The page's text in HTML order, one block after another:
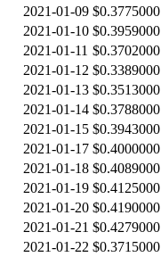
2021-01-09 $0.3775000
2021-01-10 $0.3959000
2021-01-11 $0.3702000
2021-01-12 $0.3389000
2021-01-13 $0.3513000
2021-01-14 $0.3788000
2021-01-15 $0.3943000
2021-01-17 $0.4000000
2021-01-18 $0.4089000
2021-01-19 $0.4125000
2021-01-20 $0.4190000
2021-01-21 $0.4279000
2021-01-22 $0.3715000